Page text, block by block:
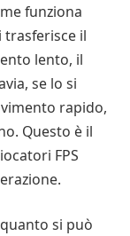
funziona
trasferisce il
lento, il
se lo si
rapido,
Questo è il
FPS
si può